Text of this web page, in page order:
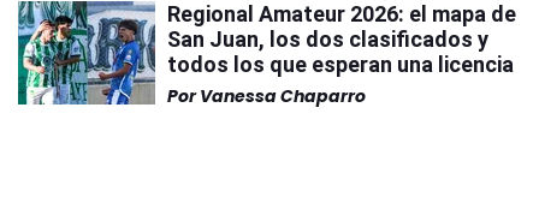
Regional Amateur 2026: el mapa de
San Juan, los dos clasificados y
todos los que esperan una licencia
Por Vanessa Chaparro